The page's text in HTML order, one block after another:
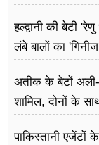
हल्द्वानी की बेटी
लंबे बालों का 'गिनीज
अतीक के बेटों अली-
शामिल, दोनों के
पाकिस्तानी